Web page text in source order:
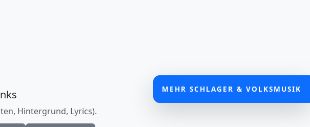
Hintergrund, Lyrics).
MEHR SCHLAGER & VOLKSMUSIK